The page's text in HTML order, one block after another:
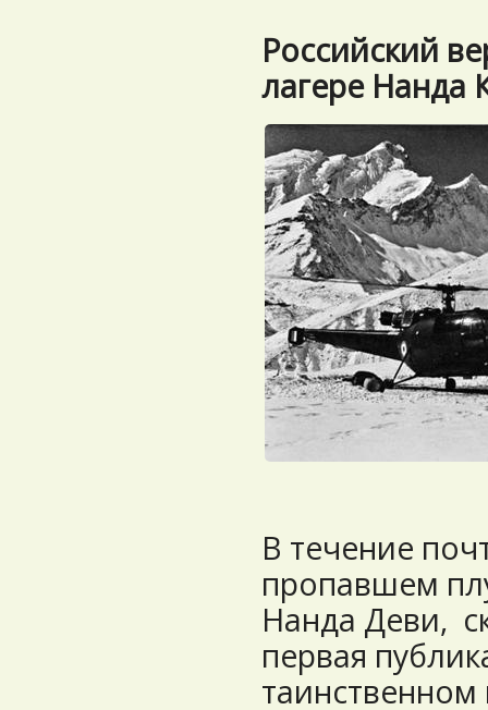
Российский
лагере Нанда
В течение
пропавшем
Нанда Деви,
первая
таинственном